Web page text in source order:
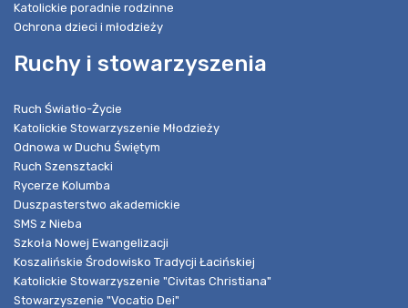
Katolickie poradnie rodzinne
Ochrona dzieci i młodzieży
Ruchy i stowarzyszenia
Ruch Światło-Życie
Katolickie Stowarzyszenie Młodzieży
Odnowa w Duchu Świętym
Ruch Szensztacki
Rycerze Kolumba
Duszpasterstwo akademickie
SMS z Nieba
Szkoła Nowej Ewangelizacji
Koszalińskie Środowisko Tradycji Łacińskiej
Katolickie Stowarzyszenie "Civitas Christiana"
Stowarzyszenie "Vocatio Dei"